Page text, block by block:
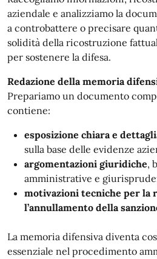
aziendale e analizziamo la
a controbattere o precisare
solidità della ricostruzione
per sostenere la difesa.
Redazione della memoria
Prepariamo un documento
contiene:
esposizione chiara e
sulla base delle evidenze
argomentazioni giuridiche,
amministrative e
motivazioni tecniche per la
l’annullamento della
La memoria difensiva diventa
essenziale nel procedimento